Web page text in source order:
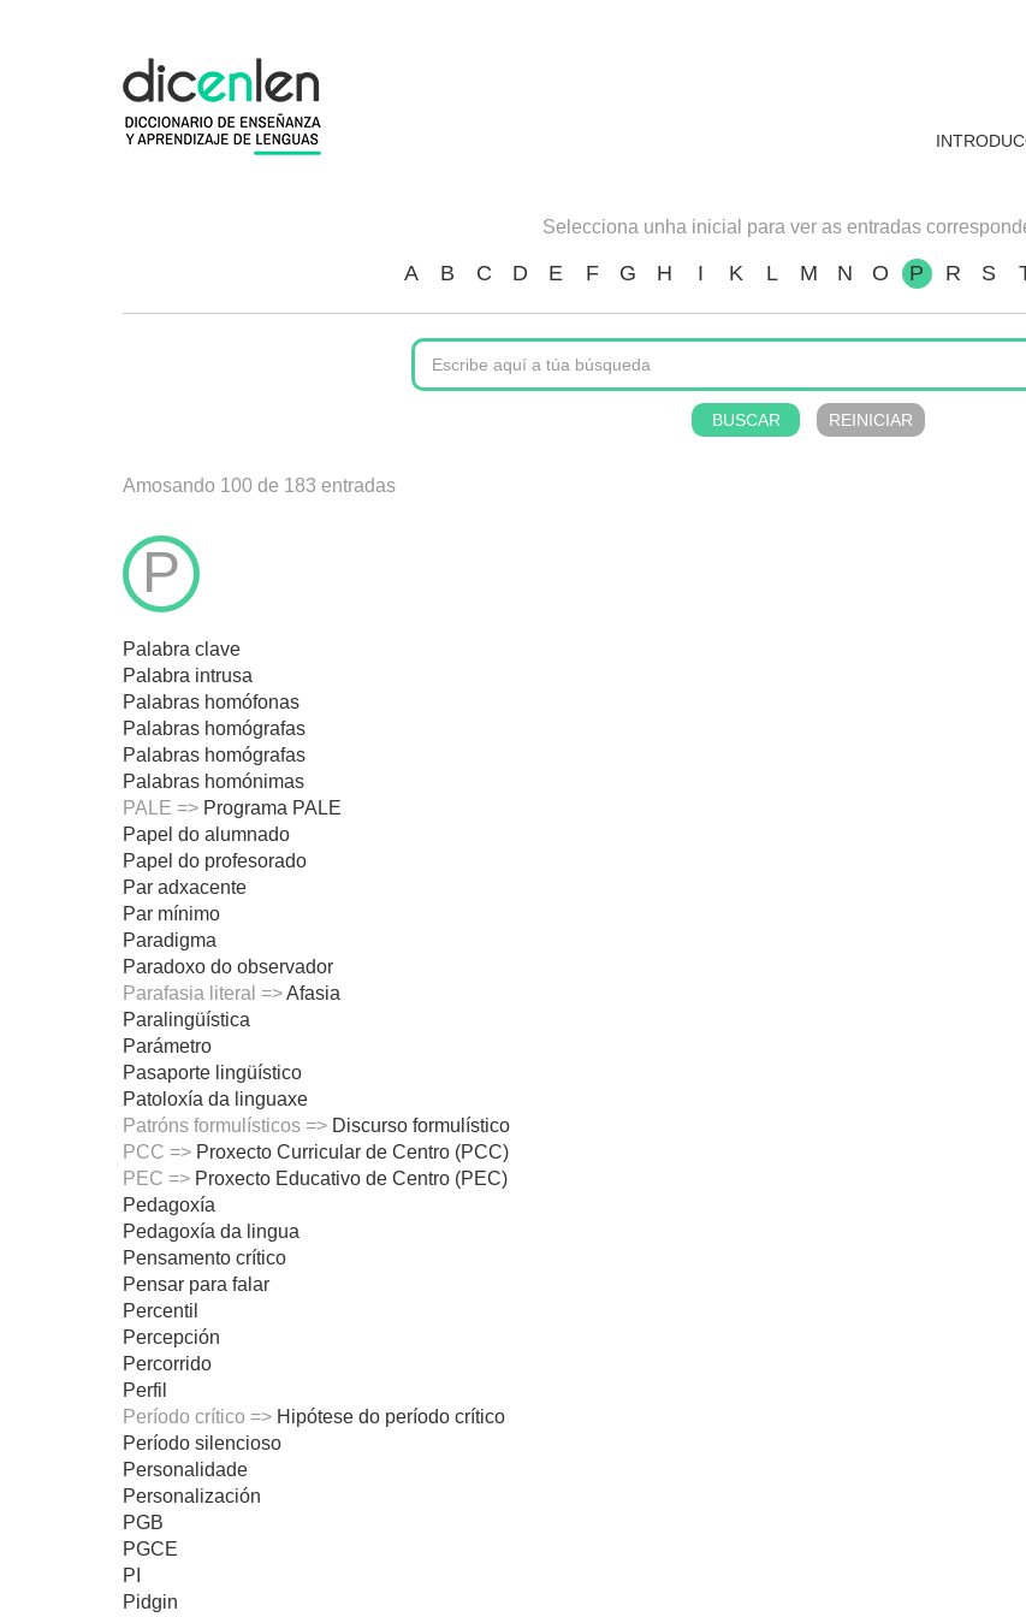
Selecciona unha inicial para ver as entradas
A B C D E F G H I K L M N O P R S
Amosando 100 de 183 entradas
P
Palabra clave
Palabra intrusa
Palabras homófonas
Palabras homógrafas
Palabras homógrafas
Palabras homónimas
PALE => Programa PALE
Papel do alumnado
Papel do profesorado
Par adxacente
Par mínimo
Paradigma
Paradoxo do observador
Parafasia literal =>Afasia
Paralingüística
Parámetro
Pasaporte lingüístico
Patoloxía da linguaxe
Patróns formulísticos => Discurso formulístico
PCC => Proxecto Curricular de Centro (PCC)
PEC => Proxecto Educativo de Centro (PEC)
Pedagoxía
Pedagoxía da lingua
Pensamento crítico
Pensar para falar
Percentil
Percepción
Percorrido
Perfil
Período crítico => Hipótese do período crítico
Período silencioso
Personalidade
Personalización
PGB
PGCE
PI
Pidgin